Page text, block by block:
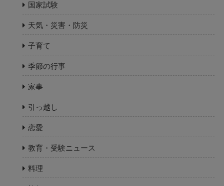
国家試験
天気・災害・防災
子育て
季節の行事
家事
引っ越し
恋愛
教育・受験ニュース
料理